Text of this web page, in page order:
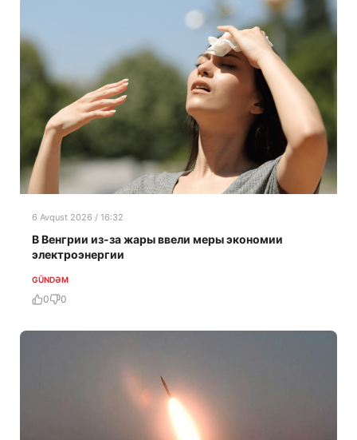
6 Avqust 2026 / 16:32
В Венгрии из-за жары ввели меры экономии
электроэнергии
GÜNDƏM
0 0